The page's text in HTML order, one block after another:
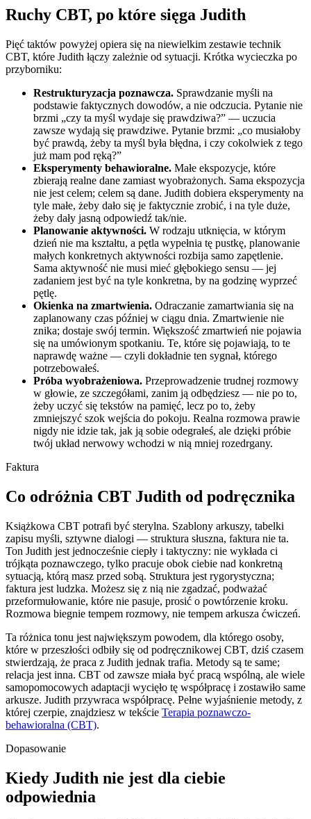
Ruchy CBT, po które sięga Judith
Pięć taktów powyżej opiera się na niewielkim zestawie technik
CBT, które Judith łączy zależnie od sytuacji. Krótka wycieczka po
przyborniku:
Restrukturyzacja poznawcza. Sprawdzanie myśli na
podstawie faktycznych dowodów, a nie odczucia. Pytanie nie
brzmi „czy ta myśl wydaje się prawdziwa?” — uczucia
zawsze wydają się prawdziwe. Pytanie brzmi: „co musiałoby
być prawdą, żeby ta myśl była błędna, i czy cokolwiek z tego
już mam pod ręką?”
Eksperymenty behawioralne. Małe ekspozycje, które
zbierają realne dane zamiast wyobrażonych. Sama ekspozycja
nie jest celem; celem są dane. Judith dobiera eksperymenty na
tyle małe, żeby dało się je faktycznie zrobić, i na tyle duże,
żeby dały jasną odpowiedź tak/nie.
Planowanie aktywności. W rodzaju utknięcia, w którym
dzień nie ma kształtu, a pętla wypełnia tę pustkę, planowanie
małych konkretnych aktywności rozbija samo zapętlenie.
Sama aktywność nie musi mieć głębokiego sensu — jej
zadaniem jest być na tyle konkretna, by na godzinę wyprzeć
pętlę.
Okienka na zmartwienia. Odraczanie zamartwiania się na
zaplanowany czas później w ciągu dnia. Zmartwienie nie
znika; dostaje swój termin. Większość zmartwień nie pojawia
się na umówionym spotkaniu. Te, które się pojawiają, to te
naprawdę ważne — czyli dokładnie ten sygnał, którego
potrzebowałeś.
Próba wyobrażeniowa. Przeprowadzenie trudnej rozmowy
w głowie, ze szczegółami, zanim ją odbędziesz — nie po to,
żeby uczyć się tekstów na pamięć, lecz po to, żeby
zmniejszyć szok wejścia do pokoju. Realna rozmowa prawie
nigdy nie idzie tak, jak ją sobie odegrałeś, ale dzięki próbie
twój układ nerwowy wchodzi w nią mniej rozedrgany.
Faktura
Co odróżnia CBT Judith od podręcznika
Książkowa CBT potrafi być sterylna. Szablony arkuszy, tabelki
zapisu myśli, sztywne dialogi — struktura słuszna, faktura nie ta.
Ton Judith jest jednocześnie ciepły i taktyczny: nie wykłada ci
trójkąta poznawczego, tylko pracuje obok ciebie nad konkretną
sytuacją, którą masz przed sobą. Struktura jest rygorystyczna;
faktura jest ludzka. Możesz się z nią nie zgadzać, podważać
przeformułowanie, które nie pasuje, prosić o powtórzenie kroku.
Rozmowa biegnie tempem rozmowy, nie tempem arkusza ćwiczeń.
Ta różnica tonu jest największym powodem, dla którego osoby,
które w przeszłości odbiły się od podręcznikowej CBT, dziś czasem
stwierdzają, że praca z Judith jednak trafia. Metody są te same;
relacja jest inna. CBT od zawsze miała być pracą wspólną, ale wiele
samopomocowych adaptacji wycięło tę współpracę i zostawiło same
arkusze. Judith przywraca współpracę. Pełne wyjaśnienie metody, z
której czerpie, znajdziesz w tekście Terapia poznawczo-
behawioralna (CBT).
Dopasowanie
Kiedy Judith nie jest dla ciebie
odpowiednia